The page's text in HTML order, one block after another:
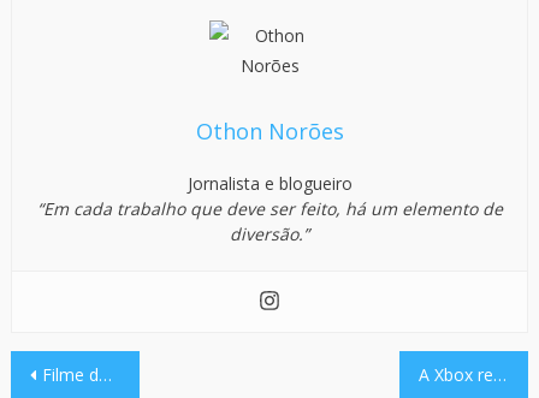
Othon Norões
Jornalista e blogueiro
“Em cada trabalho que deve ser feito, há um elemento de
diversão.”
Navegação
Filme de Johnny Cage é anunciado: Mortal Kombat Legends. A Xbox revelou seis designs personalizados do Xbox Series X em colaboração com a Porsche.